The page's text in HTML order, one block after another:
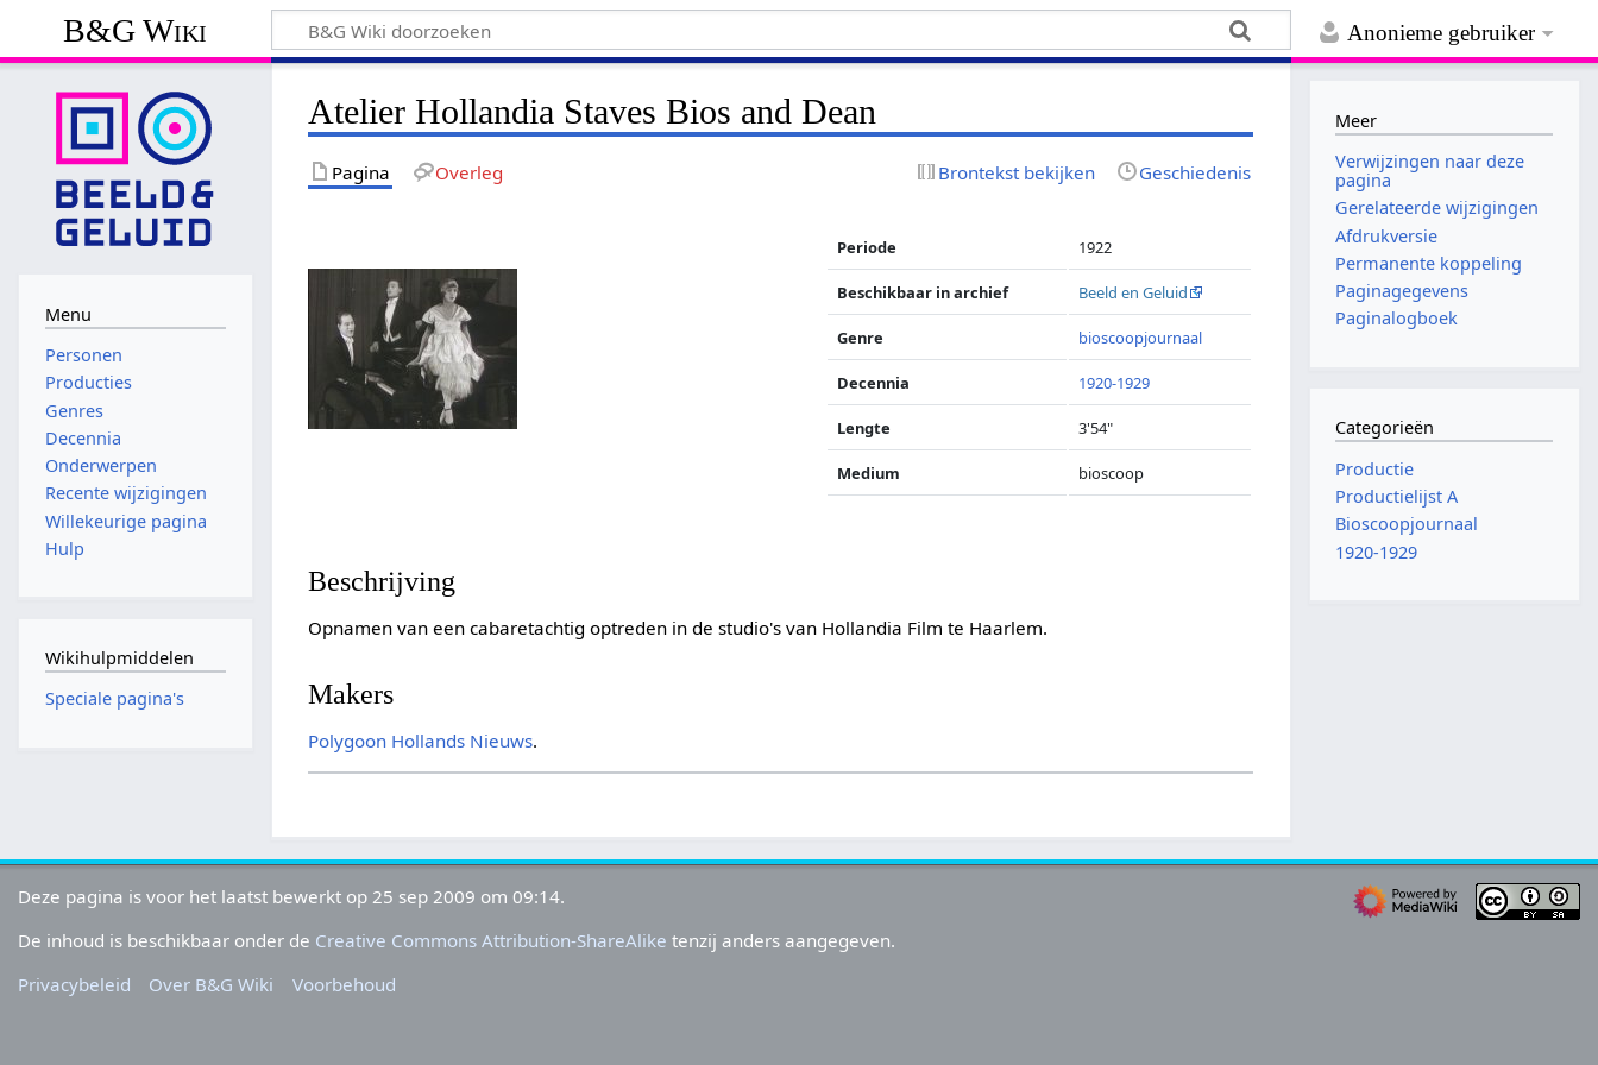
Anonieme gebruiker
B&G Wiki
Atelier Hollandia Staves Bios and Dean
Pagina Overleg Brontekst bekijken Geschiedenis
Periode 1922
Beschikbaar in archief Beeld en Geluid
Genre bioscoopjournaal
Decennia 1920-1929
Lengte 3'54"
Medium bioscoop
Beschrijving
Opnamen van een cabaretachtig optreden in de studio's van Hollandia Film te Haarlem.
Makers
Polygoon Hollands Nieuws.
Menu
Personen
Producties
Genres
Decennia
Onderwerpen
Recente wijzigingen
Willekeurige pagina
Hulp
Wikihulpmiddelen
Speciale pagina's
Meer
Verwijzingen naar deze
pagina
Gerelateerde wijzigingen
Afdrukversie
Permanente koppeling
Paginagegevens
Paginalogboek
Categorieën
Productie
Productielijst A
Bioscoopjournaal
1920-1929
Deze pagina is voor het laatst bewerkt op 25 sep 2009 om 09:14.
De inhoud is beschikbaar onder de Creative Commons Attribution-ShareAlike tenzij anders aangegeven.
Privacybeleid
Over B&G Wiki Voorbehoud